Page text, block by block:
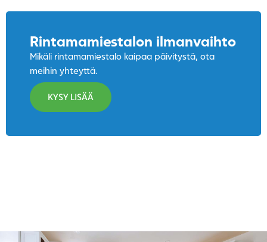
Rintamamiestalon ilmanvaihto
Mikäli rintamamiestalo kaipaa päivitystä, ota
meihin yhteyttä.
KYSY LISÄÄ